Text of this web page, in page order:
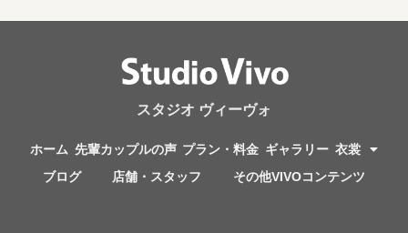
スタジオ ヴィーヴォ
ホーム 先輩カップルの声 プラン・料金 ギャラリー 衣裳
ブログ
店舗・スタッフ その他VIVOコンテンツ